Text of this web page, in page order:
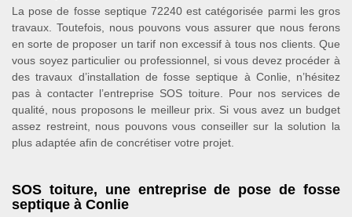
La pose de fosse septique 72240 est catégorisée parmi les gros
travaux. Toutefois, nous pouvons vous assurer que nous ferons
en sorte de proposer un tarif non excessif à tous nos clients. Que
vous soyez particulier ou professionnel, si vous devez procéder à
des travaux d’installation de fosse septique à Conlie, n’hésitez
pas à contacter l’entreprise SOS toiture. Pour nos services de
qualité, nous proposons le meilleur prix. Si vous avez un budget
assez restreint, nous pouvons vous conseiller sur la solution la
plus adaptée afin de concrétiser votre projet.
SOS toiture, une entreprise de pose de fosse
septique à Conlie